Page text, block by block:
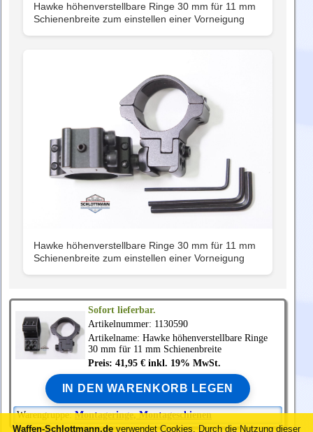
Hawke höhenverstellbare Ringe 30 mm für 11 mm
Schienenbreite zum einstellen einer Vorneigung
Hawke höhenverstellbare Ringe 30 mm für 11 mm
Schienenbreite zum einstellen einer Vorneigung
Sofort lieferbar.
Artikelnummer: 1130590
Artikelname: Hawke höhenverstellbare Ringe
30 mm für 11 mm Schienenbreite
Preis: 41,95 € inkl. 19% MwSt.
IN DEN WARENKORB LEGEN
Warengruppe:Montageringe, Montageschienen
Waffen-Schlottmann.de verwendet Cookies. Durch die Nutzung dieser